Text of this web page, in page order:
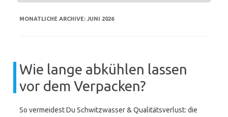
MONATLICHE ARCHIVE: JUNI 2026
Wie lange abkühlen lassen
vor dem Verpacken?
So vermeidest Du Schwitzwasser & Qualitätsverlust: die